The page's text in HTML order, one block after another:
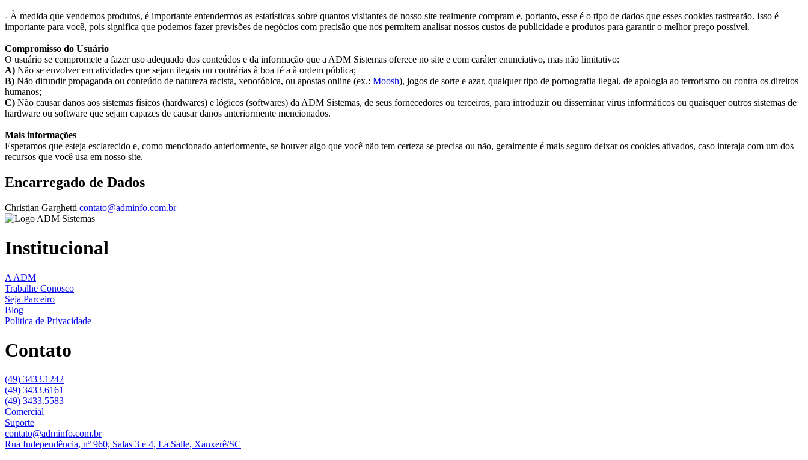
- À medida que vendemos produtos, é importante entendermos as estatísticas sobre quantos visitantes de nosso site realmente compram e, portanto, esse é o tipo de dados que esses cookies rastrearão. Isso é
importante para você, pois significa que podemos fazer previsões de negócios com precisão que nos permitem analisar nossos custos de publicidade e produtos para garantir o melhor preço possível.
Compromisso do Usuário
O usuário se compromete a fazer uso adequado dos conteúdos e da informação que a ADM Sistemas oferece no site e com caráter enunciativo, mas não limitativo:
A) Não se envolver em atividades que sejam ilegais ou contrárias à boa fé a à ordem pública;
B) Não difundir propaganda ou conteúdo de natureza racista, xenofóbica, ou apostas online (ex.: Moosh), jogos de sorte e azar, qualquer tipo de pornografia ilegal, de apologia ao terrorismo ou contra os direitos
humanos;
C) Não causar danos aos sistemas físicos (hardwares) e lógicos (softwares) da ADM Sistemas, de seus fornecedores ou terceiros, para introduzir ou disseminar vírus informáticos ou quaisquer outros sistemas de
hardware ou software que sejam capazes de causar danos anteriormente mencionados.
Mais informações
Esperamos que esteja esclarecido e, como mencionado anteriormente, se houver algo que você não tem certeza se precisa ou não, geralmente é mais seguro deixar os cookies ativados, caso interaja com um dos
recursos que você usa em nosso site.
Encarregado de Dados
Christian Garghetti contato@adminfo.com.br
Institucional
A ADM
Trabalhe Conosco
Seja Parceiro
Blog
Política de Privacidade
Contato
(49) 3433.1242
(49) 3433.6161
(49) 3433.5583
Comercial
Suporte
contato@adminfo.com.br
Rua Independência, nº 960, Salas 3 e 4, La Salle, Xanxerê/SC